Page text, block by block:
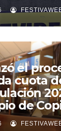
el
cuota
de